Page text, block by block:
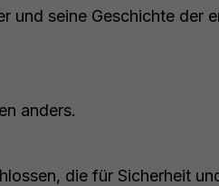
und seine Geschichte der
anders.
die für Sicherheit